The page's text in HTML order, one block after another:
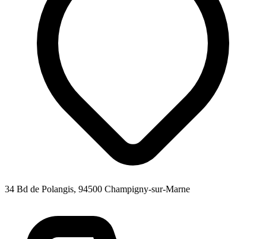
34 Bd de Polangis, 94500 Champigny-sur-Marne